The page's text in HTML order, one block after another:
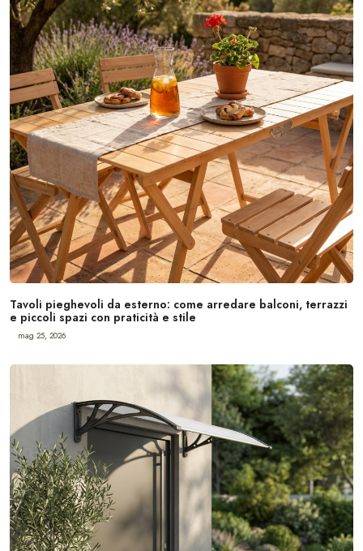
Tavoli pieghevoli da esterno: come arredare balconi, terrazzi
e piccoli spazi con praticità e stile
mag 25, 2026